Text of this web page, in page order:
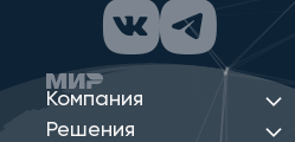
Компания
Решения